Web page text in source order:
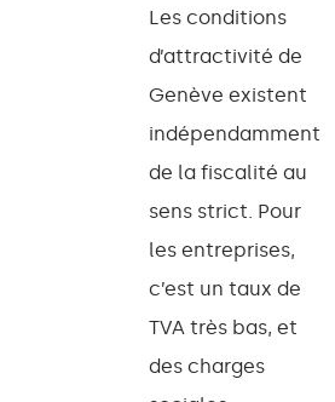
Les conditions
d’attractivité de
Genève existent
indépendamment
de la fiscalité au
sens strict. Pour
les entreprises,
c’est un taux de
TVA très bas, et
des charges